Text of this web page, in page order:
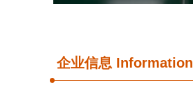
企业信息 Information